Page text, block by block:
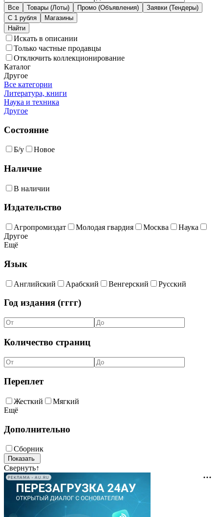
Все Товары (Лоты) Промо (Объявления)
Заявки (Тендеры)
С 1 рубля
Магазины
Искать в описании
Только частные продавцы
Отключить коллекционирование
Каталог
Другое
Все категории
Литература, книги
Наука и техника
Другое
Состояние
Б/у Новое
Наличие
В наличии
Издательство
Агропромиздат Молодая гвардия Москва
Наука
Другое
Ещё
Язык
Английский Арабский Венгерский Русский
Год издания (гггг)
Количество страниц
Переплет
Жесткий
Мягкий
Ещё
Дополнительно
Сборник
Свернуть↑
РЕКЛАМА • AU.RU